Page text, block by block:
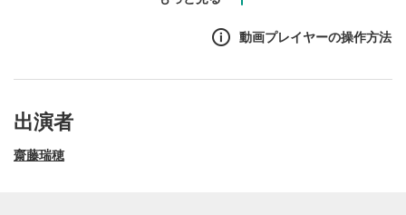
動画プレイヤーの操作方法
出演者
齋藤瑞穂